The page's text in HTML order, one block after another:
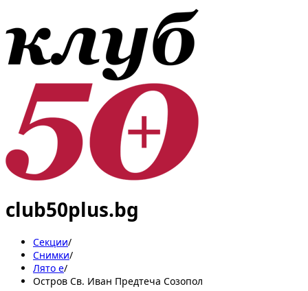
club50plus.bg
Секции/
Снимки/
Лято е/
Остров Св. Иван Предтеча Созопол